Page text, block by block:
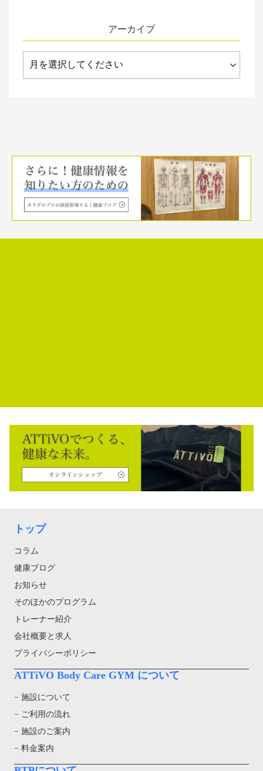
アーカイブ
トップ
コラム
健康ブログ
お知らせ
そのほかのプログラム
トレーナー紹介
会社概要と求人
プライバシーポリシー
ATTiVO Body Care GYM について
− 施設について
− ご利用の流れ
− 施設のご案内
− 料金案内